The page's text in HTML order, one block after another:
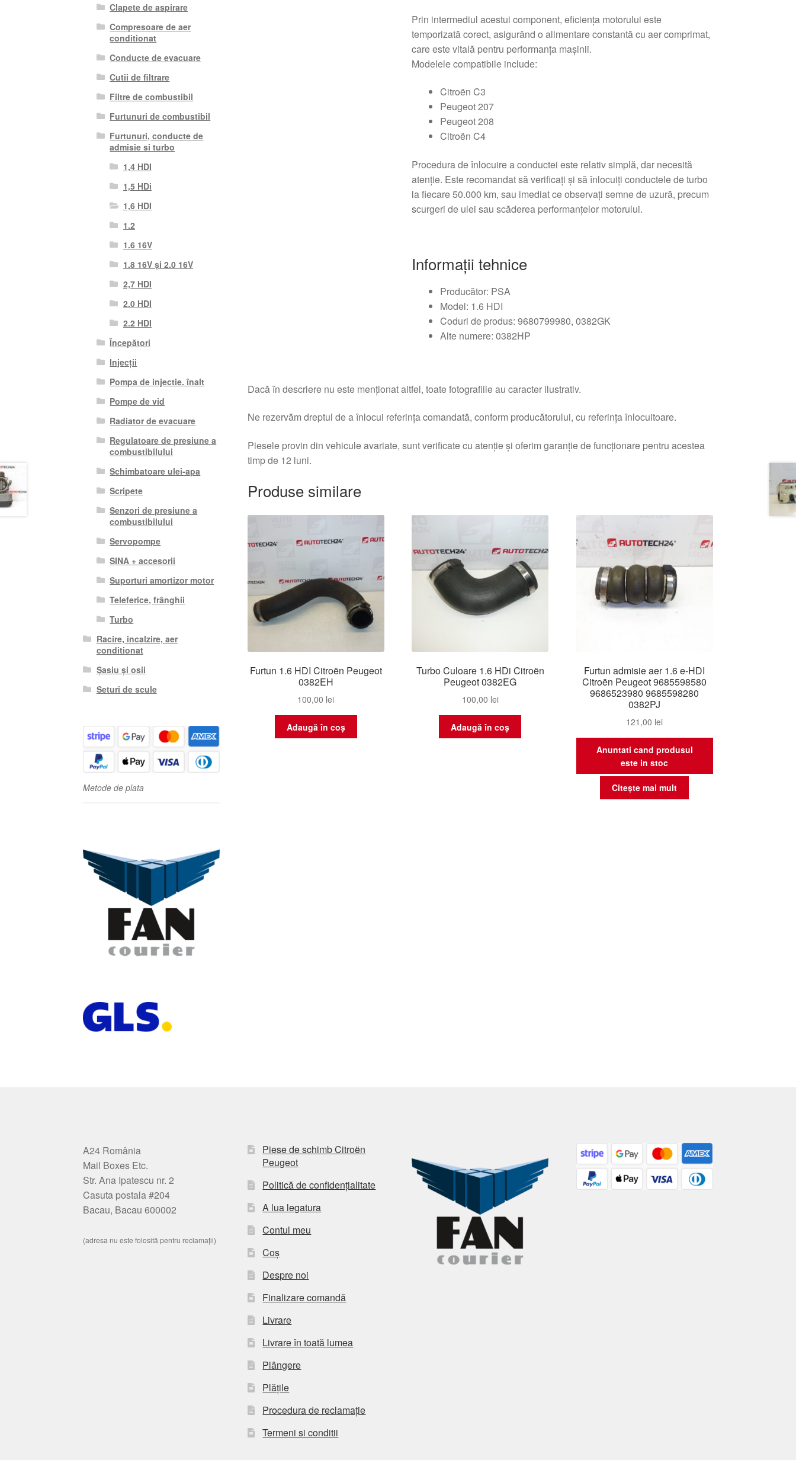
Prin intermediul acestui component, eficiența motorului este
temporizată corect, asigurând o alimentare constantă cu aer comprimat,
care este vitală pentru performanța mașinii.
Modelele compatibile include:
Citroën C3
Peugeot 207
Peugeot 208
Citroën C4
Procedura de înlocuire a conductei este relativ simplă, dar necesită
atenție. Este recomandat să verificați și să înlocuiți conductele de turbo
la fiecare 50.000 km, sau imediat ce observați semne de uzură, precum
scurgeri de ulei sau scăderea performanțelor motorului.
Informații tehnice
Producător: PSA
Model: 1.6 HDI
Coduri de produs: 9680799980, 0382GK
Alte numere: 0382HP
Dacă în descriere nu este menționat altfel, toate fotografiile au caracter ilustrativ.
Ne rezervăm dreptul de a înlocui referința comandată, conform producătorului, cu referința înlocuitoare.
Piesele provin din vehicule avariate, sunt verificate cu atenție și oferim garanție de funcționare pentru acestea
timp de 12 luni.
Produse similare
Furtun 1.6 HDI Citroën Peugeot
0382EH
100,00 lei
Adaugă în coș
Turbo Culoare 1.6 HDi Citroën
Peugeot 0382EG
100,00 lei
Adaugă în coș
Furtun admisie aer 1.6 e-HDI
Citroën Peugeot 9685598580
9686523980 9685598280
0382PJ
121,00 lei
Anuntati cand produsul
este in stoc
Citește mai mult
Clapete de aspirare
Compresoare de aer
conditionat
Conducte de evacuare
Cutii de filtrare
Filtre de combustibil
Furtunuri de combustibil
Furtunuri, conducte de
admisie si turbo
1,4 HDI
1,5 HDi
1,6 HDI
1.2
1.6 16V
1.8 16V și 2.0 16V
2,7 HDI
2.0 HDI
2.2 HDI
Începători
Injecții
Pompa de injectie. înalt
Pompe de vid
Radiator de evacuare
Regulatoare de presiune a
combustibilului
Schimbatoare ulei-apa
Scripete
Senzori de presiune a
combustibilului
Servopompe
SINA + accesorii
Suporturi amortizor motor
Teleferice, frânghii
Turbo
Racire, incalzire, aer
conditionat
Șasiu și osii
Seturi de scule
Metode de plata
A24 România
Mail Boxes Etc.
Str. Ana Ipatescu nr. 2
Casuta postala #204
Bacau, Bacau 600002
(adresa nu este folosită pentru reclamații)
Piese de schimb Citroën
Peugeot
Politică de confidențialitate
A lua legatura
Contul meu
Coș
Despre noi
Finalizare comandă
Livrare
Livrare în toată lumea
Plângere
Plățile
Procedura de reclamație
Termeni si conditii